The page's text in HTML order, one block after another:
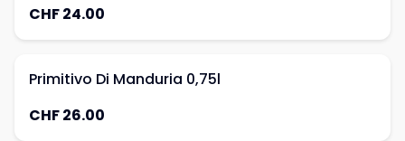
CHF 24.00
Primitivo Di Manduria 0,75l
CHF 26.00